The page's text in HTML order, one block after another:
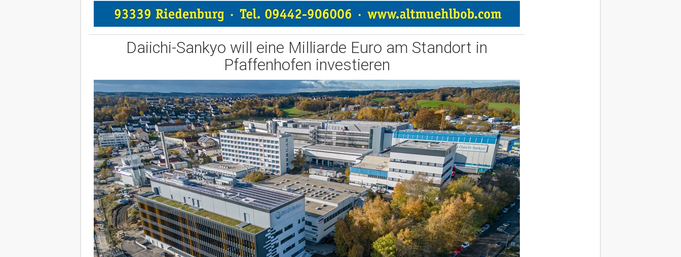
Daiichi-Sankyo will eine Milliarde Euro am Standort in
Pfaffenhofen investieren